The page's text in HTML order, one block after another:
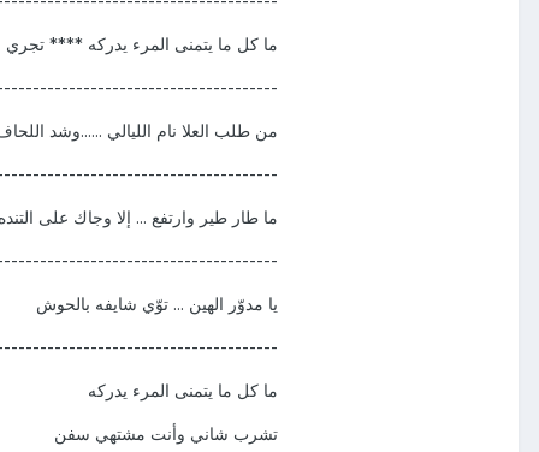
ما كل ما يتمنى المرء يدركه ****
من طلب العلا نام الليالي ......وشد
ما طار طير وارتفع ... إلا وجاك على التنده
يا مدوّر الهين ... توّي شايفه بالحوش
ما كل ما يتمنى المرء يدركه
تشرب شاني وأنت مشتهي سفن